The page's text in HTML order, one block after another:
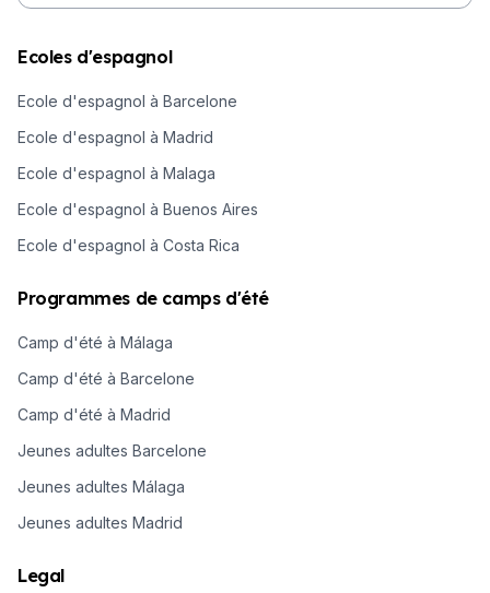
Ecoles d'espagnol
Ecole d'espagnol à Barcelone
Ecole d'espagnol à Madrid
Ecole d'espagnol à Malaga
Ecole d'espagnol à Buenos Aires
Ecole d'espagnol à Costa Rica
Programmes de camps d'été
Camp d'été à Málaga
Camp d'été à Barcelone
Camp d'été à Madrid
Jeunes adultes Barcelone
Jeunes adultes Málaga
Jeunes adultes Madrid
Legal